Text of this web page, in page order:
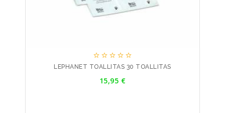
    
LEPHANET TOALLITAS 30 TOALLITAS
15,95 €